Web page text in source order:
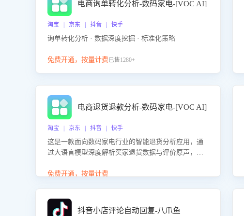
电商询单转化分析-数码家电-[VOC AI]
淘宝 | 京东 | 抖音 | 快手
询单转化分析 · 数据深度挖掘 · 标准化策略
免费开通，按量计费已售1280+
电商退货退款分析-数码家电-[VOC AI]
淘宝 | 京东 | 抖音 | 快手
这是一款面向数码家电行业的智能退货分析应用，通
过大语言模型深度解析买家退货数据与评价原声，精
因，并输出可落地的改进建议，通过挖掘用户痛点驱
免费开通，按量计费
抖音小店评论自动回复-八爪鱼